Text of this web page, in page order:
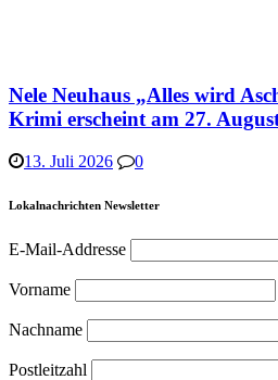
Nele Neuhaus „Alles wird
Krimi erscheint am 27.
13. Juli 2026 0
Lokalnachrichten Newsletter
E-Mail-Addresse
Vorname
Nachname
Postleitzahl